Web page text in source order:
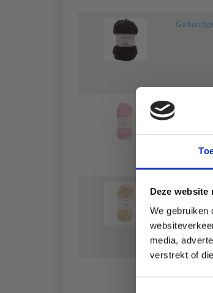
Deze website
We gebruiken
media,
verstrekt of
Ga
Go